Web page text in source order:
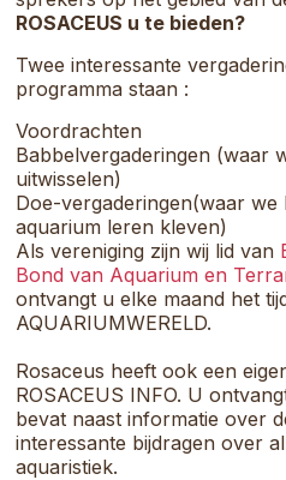
ROSACEUS u te bieden?
Twee interessante
programma staan :
Voordrachten
Babbelvergaderingen (waar
uitwisselen)
Doe-vergaderingen(waar
aquarium leren kleven)
Als vereniging zijn wij lid van
Bond van Aquarium en
ontvangt u elke maand het
AQUARIUMWERELD.
Rosaceus heeft ook een
ROSACEUS INFO. U
bevat naast informatie over
interessante bijdragen over
aquaristiek.